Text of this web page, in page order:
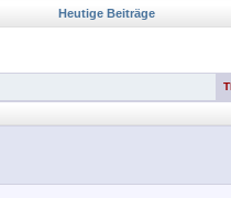
Heutige Beiträge